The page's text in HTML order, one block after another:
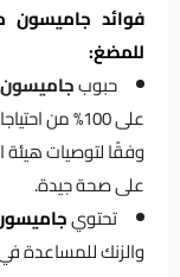
فوائد جاميسون
للمضغ:
حبوبجاميسون
على 100% من
وفقًا لتوصيات هيئة
على صحة جيدة.
تحتوي
والزنك للمساعدة